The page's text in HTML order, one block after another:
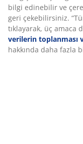
ahşap, korunması
ile işlenir. Bahçe
içe geçebilir.
SKU: 3700466
bilgi edinebilir ve
geri çekebilirsiniz.
tıklayarak, üç amaca
verilerin toplanması
hakkında daha fazla